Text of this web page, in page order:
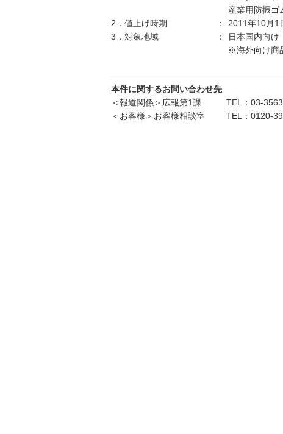
産業用防振ゴ
2．値上げ時期
：
2011年10月1
3．対象地域
：
日本国内向け
※海外向け商
本件に関するお問い合わせ先
＜報道関係＞広報第1課
TEL：03-
＜お客様＞お客様相談室
TEL：0120-